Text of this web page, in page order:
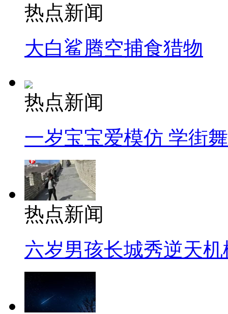
热点新闻
大白鲨腾空捕食猎物
热点新闻
一岁宝宝爱模仿 学街
热点新闻
六岁男孩长城秀逆天机